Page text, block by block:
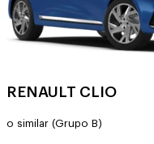
RENAULT CLIO
o similar (Grupo B)